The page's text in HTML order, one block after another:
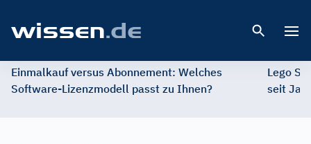
Einmalkauf versus Abonnement: Welches
Software-Lizenzmodell passt zu Ihnen?
Lego
seit